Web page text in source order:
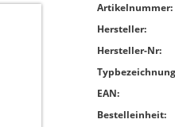
Artikelnummer:
Hersteller:
Hersteller-Nr:
EAN:
Bestelleinheit: